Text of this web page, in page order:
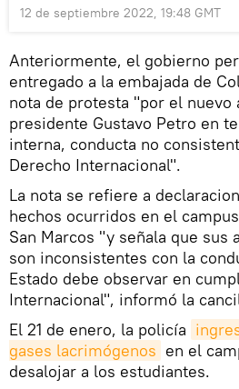
12 de septiembre 2022, 19:48 GMT
Anteriormente, el gobierno
entregado a la embajada de
nota de protesta "por el
presidente Gustavo Petro en
interna, conducta no
Derecho Internacional".
La nota se refiere a
hechos ocurridos en el
San Marcos "y señala que sus
son inconsistentes con la
Estado debe observar en
Internacional", informó la
El 21 de enero, la policía
gases lacrimógenos en el
desalojar a los estudiantes.